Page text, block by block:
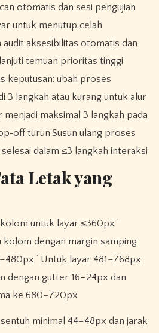
otomatis dan sesi pengujian
untuk menutup celah
audit aksesibilitas otomatis dan
temuan prioritas tinggi
keputusan: ubah proses
3 langkah atau kurang untuk alur
menjadi maksimal 3 langkah pada
turun‘Susun ulang proses
dalam ≤3 langkah interaksi
Letak yang
untuk layar ≤360px ‘
kolom dengan margin samping
‘ Untuk layar 481–768px
dengan gutter 16–24px dan
ke 680–720px
minimal 44–48px dan jarak